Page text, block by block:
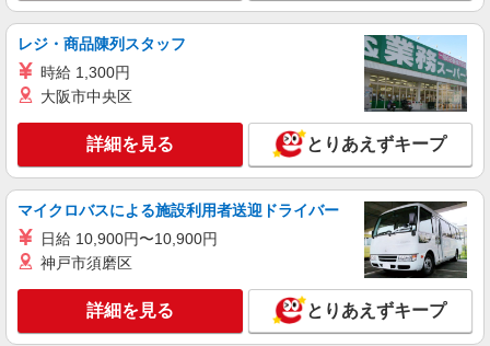
レジ・商品陳列スタッフ
時給 1,300円
大阪市中央区
詳細を見る とりあえずキープ
マイクロバスによる施設利用者送迎ドライバー
日給 10,900円〜10,900円
神戸市須磨区
詳細を見る とりあえずキープ